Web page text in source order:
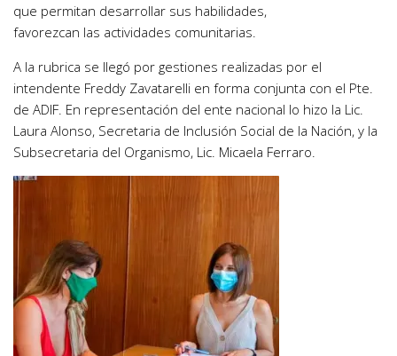
que permitan desarrollar sus habilidades,
favorezcan las actividades comunitarias.
A la rubrica se llegó por gestiones realizadas por el
intendente Freddy Zavatarelli en forma conjunta con el Pte.
de ADIF. En representación del ente nacional lo hizo la Lic.
Laura Alonso, Secretaria de Inclusión Social de la Nación, y la
Subsecretaria del Organismo, Lic. Micaela Ferraro.